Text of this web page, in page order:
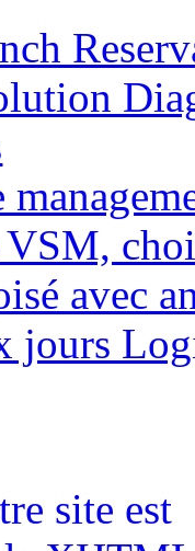
avec
jours